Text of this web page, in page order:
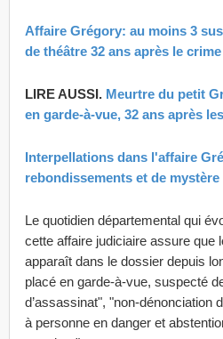
Affaire Grégory: au moins 3
de théâtre 32 ans après le crime
LIRE AUSSI. Meurtre du petit
en garde-à-vue, 32 ans après
Interpellations dans l'affaire
rebondissements et de mystère​
Le quotidien départemental qui
cette affaire judiciaire assure que
apparaît dans le dossier depuis
placé en garde-à-vue, suspecté
d’assassinat", "non-dénonciation
à personne en danger et